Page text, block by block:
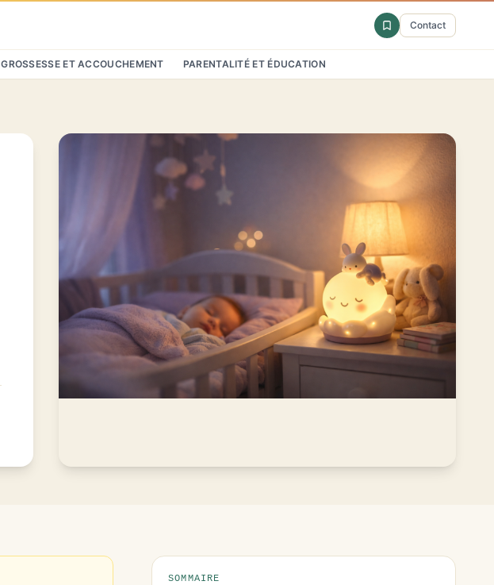
Contact
GROSSESSE ET ACCOUCHEMENT PARENTALITÉ ET ÉDUCATION
SOMMAIRE